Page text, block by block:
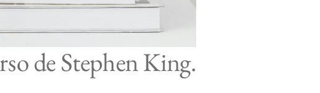
de Stephen King.